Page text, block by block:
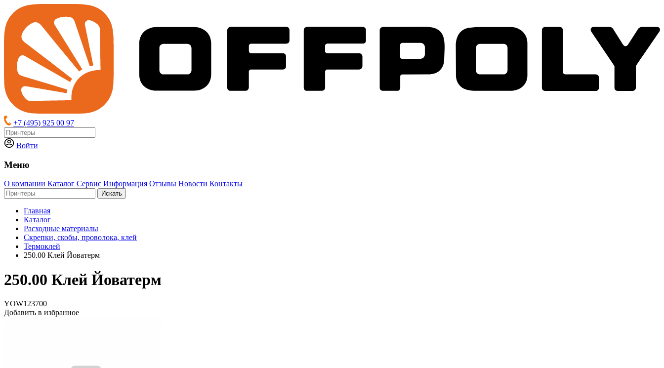
+7 (495) 925 00 97
Войти
Меню
О компании Каталог Сервис Информация Отзывы Новости Контакты
Искать
Главная
Каталог
Расходные материалы
Скрепки, скобы, проволока, клей
Термоклей
250.00 Клей Йоватерм
250.00 Клей Йоватерм
YOW123700
Добавить в избранное